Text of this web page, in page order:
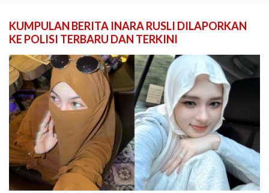
KUMPULAN BERITA INARA RUSLI DILAPORKAN
KE POLISI TERBARU DAN TERKINI